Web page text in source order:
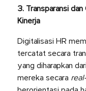
3. Transparansi
Kinerja
Digitalisasi HR
tercatat secara
yang diharapkan
mereka secara